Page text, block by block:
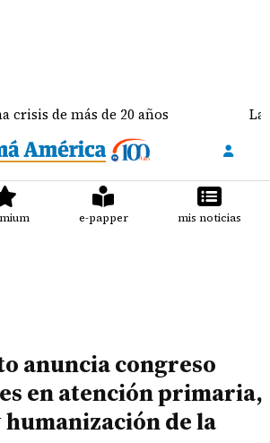
de 20 años La
e-papper mis noticias
anuncia congreso
en atención primaria,
de la